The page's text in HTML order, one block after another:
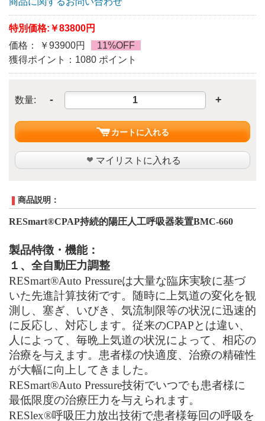
特別価格: ￥83800円
価格： ￥93900円
11%OFF
獲得ポイント：1080 ポイント
数量: - +
カートに入れる
マイリストに入れる
商品説明：
RESmart®CPAP持続的陽圧人工呼吸器装置BMC-660
製品特徴・機能：
１、全自動圧力調整
RESmart®Auto Pressureは大量な臨床実験に基づ
いた先進計算技術です。随時に上気道の変化を観
測し、塞ぎ、いびき、気流制限等の状況に迅速的
に反応し、対応します。従来のCPAPとは違い、
人によって、毎晩上気道の状況によって、相応の
治療を与えます。患者様の快適度、治療の精確性
が大幅に向上してきました。
RESmart®Auto Pressure技術でいつでも患者様に
最低限度の治療圧力を与えられます。
RESlex®呼吸圧力放出技術で患者様毎回の呼吸を